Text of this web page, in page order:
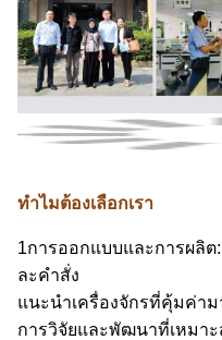
ทําไมต้องเลือกเรา
1การออกแบบและการผลิ
ละคําสั่ง
แนะนําเครื่องจักรที่คุ้มค่า
การวิจัยและพัฒนาที่เหมา